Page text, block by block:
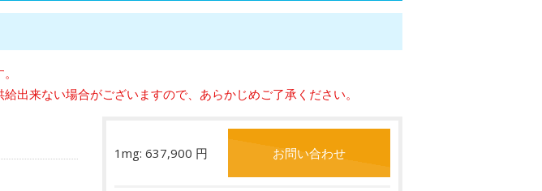
出来ない場合がございますので、あらかじめご了承ください。
1mg: 637,900 円 お問い合わせ